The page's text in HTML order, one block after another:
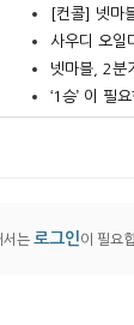
[컨콜] 넷마
사우디 오일
넷마블, 2분
‘1승’ 이 필
서는 로그인이 필요